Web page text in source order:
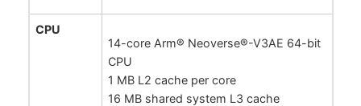
CPU
14-core Arm® Neoverse®-V3AE 64-bit
CPU
1 MB L2 cache per core
16 MB shared system L3 cache